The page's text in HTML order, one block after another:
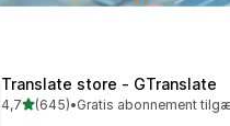
Translate store ‑ GTranslate
4,7ud af 5 stjerner
(645)
645 anmeldelser i alt
•